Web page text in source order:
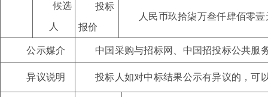
候选
人
投标
报价
人民币玖拾柒万叁仟肆佰零壹
公示媒介 中国采购与招标网 中国招投标公共服
异议说明 投标人如对中标结果公示有异议的，可